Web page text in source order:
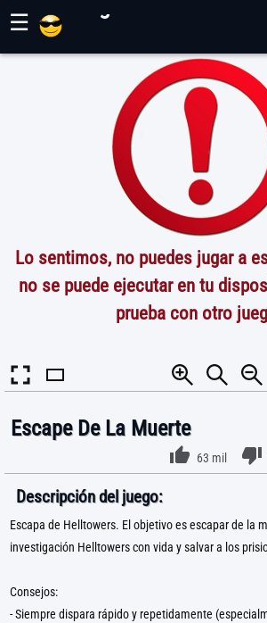
☰
Lo sentimos, no puedes jugar a
no se puede ejecutar en tu
prueba con otro
Escape De La Muerte
63 mil
Descripción del juego:
Escapa de Helltowers. El objetivo es escapar de la
investigación Helltowers con vida y salvar a los
Consejos:
- Siempre dispara rápido y repetidamente